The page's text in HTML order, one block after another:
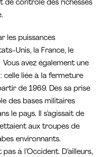
de contrôle des richesses
les puissances
Unis, la France, le
avez également une
celle liée à la fermeture
de 1969. Dès sa prise
des bases militaires
le pays. Il s’agissait de
aux troupes de
environnants.
à l’Occident. D’ailleurs,